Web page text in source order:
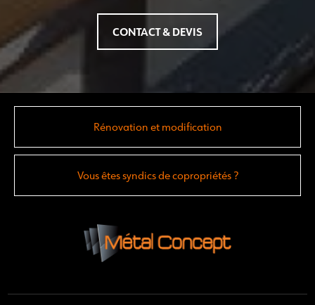
CONTACT & DEVIS
Rénovation et modification
Vous êtes syndics de copropriétés ?